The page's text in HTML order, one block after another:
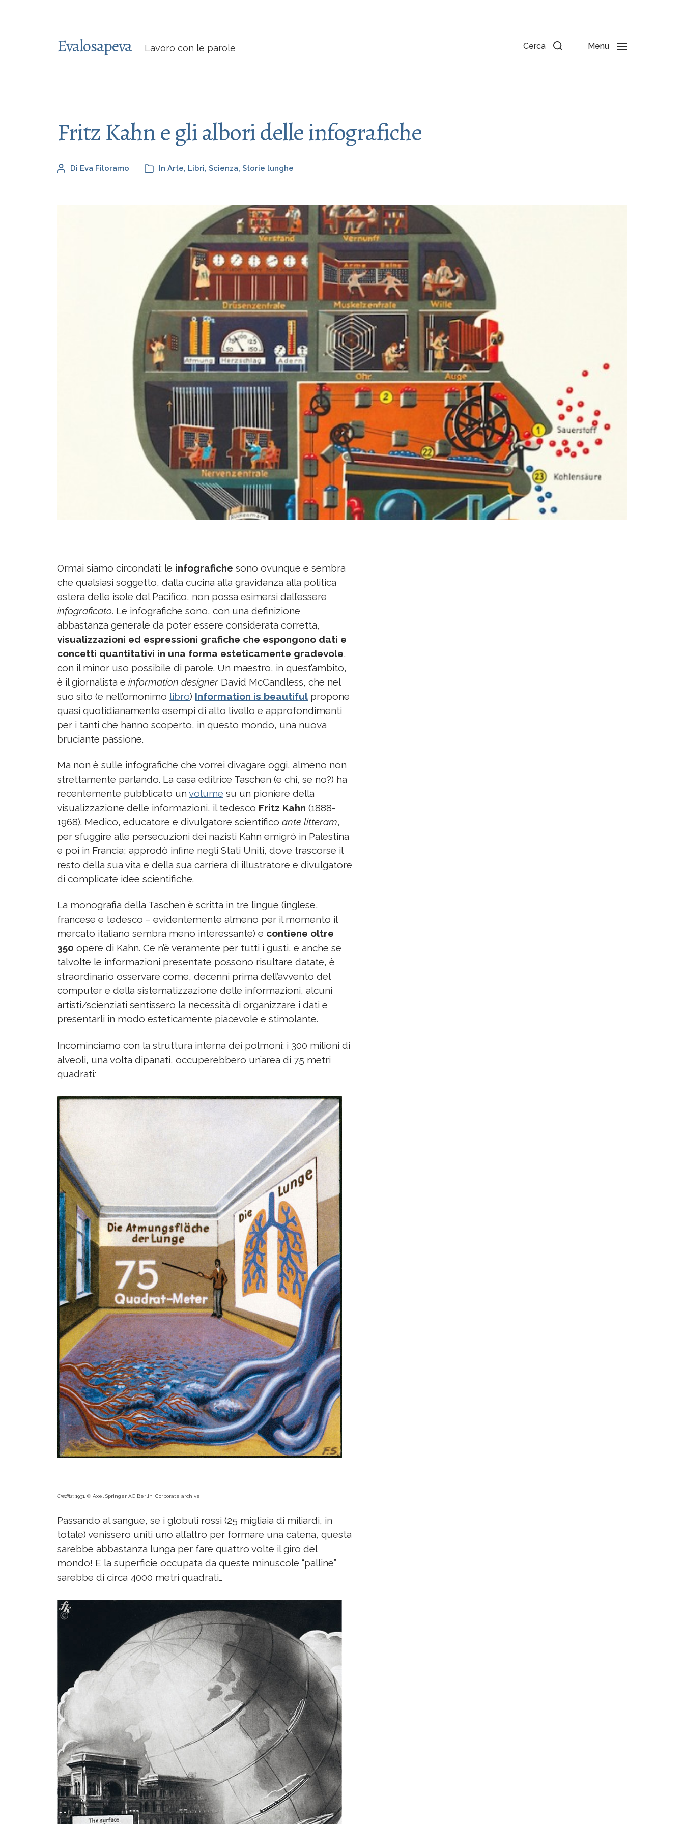
Evalosapeva Lavoro con le parole Cerca Menu
Fritz Kahn e gli albori delle infografiche
Di Eva Filoramo In Arte, Libri, Scienza, Storie lunghe
Ormai siamo circondati: le infografiche sono ovunque e sembra
che qualsiasi soggetto, dalla cucina alla gravidanza alla politica
estera delle isole del Pacifico, non possa esimersi dall’essere
infograficato. Le infografiche sono, con una definizione
abbastanza generale da poter essere considerata corretta,
visualizzazioni ed espressioni grafiche che espongono dati e
concetti quantitativi in una forma esteticamente gradevole,
con il minor uso possibile di parole. Un maestro, in quest’ambito,
è il giornalista e information designer David McCandless, che nel
suo sito (e nell’omonimo libro) Information is beautiful propone
quasi quotidianamente esempi di alto livello e approfondimenti
per i tanti che hanno scoperto, in questo mondo, una nuova
bruciante passione.
Ma non è sulle infografiche che vorrei divagare oggi, almeno non
strettamente parlando. La casa editrice Taschen (e chi, se no?) ha
recentemente pubblicato un volume su un pioniere della
visualizzazione delle informazioni, il tedesco Fritz Kahn (1888-
1968). Medico, educatore e divulgatore scientifico ante litteram,
per sfuggire alle persecuzioni dei nazisti Kahn emigrò in Palestina
e poi in Francia; approdò infine negli Stati Uniti, dove trascorse il
resto della sua vita e della sua carriera di illustratore e divulgatore
di complicate idee scientifiche.
La monografia della Taschen è scritta in tre lingue (inglese,
francese e tedesco – evidentemente almeno per il momento il
mercato italiano sembra meno interessante) e contiene oltre
350 opere di Kahn. Ce n’è veramente per tutti i gusti, e anche se
talvolte le informazioni presentate possono risultare datate, è
straordinario osservare come, decenni prima dell’avvento del
computer e della sistematizzazione delle informazioni, alcuni
artisti/scienziati sentissero la necessità di organizzare i dati e
presentarli in modo esteticamente piacevole e stimolante.
Incominciamo con la struttura interna dei polmoni: i 300 milioni di
alveoli, una volta dipanati, occuperebbero un’area di 75 metri
quadrati:
Credits: 1931, © Axel Springer AG Berlin, Corporate archive
Passando al sangue, se i globuli rossi (25 migliaia di miliardi, in
totale) venissero uniti uno all’altro per formare una catena, questa
sarebbe abbastanza lunga per fare quattro volte il giro del
mondo! E la superficie occupata da queste minuscole “palline”
sarebbe di circa 4000 metri quadrati…